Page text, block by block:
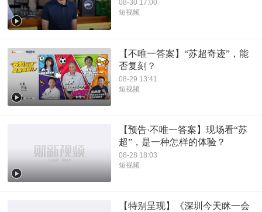
08-30 17:00
短视频
【不唯一答案】“苏超奇迹”，能
否复刻？
08-29 13:41
短视频
【预告·不唯一答案】现场看“苏
超”，是一种怎样的体验？
08-28 18:03
短视频
【特别呈现】《深圳今天眯一会